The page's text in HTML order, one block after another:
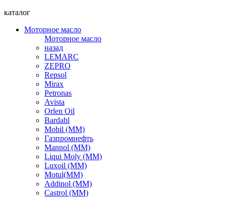
каталог
Моторное масло
Моторное масло
назад
LEMARC
ZEPRO
Repsol
Mirax
Petronas
Avista
Orlen Oil
Bardahl
Mobil (ММ)
Газпромнефть
Mannol (ММ)
Liqui Moly (ММ)
Luxoil (ММ)
Motul(ММ)
Addinol (ММ)
Castrol (ММ)